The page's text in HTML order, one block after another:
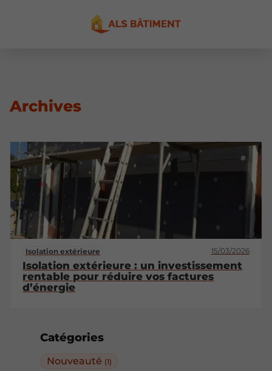
Catégories
Nouveauté (1)
Archives
Isolation extérieure 15/03/2026
Isolation extérieure : un investissement
rentable pour réduire vos factures
d’énergie